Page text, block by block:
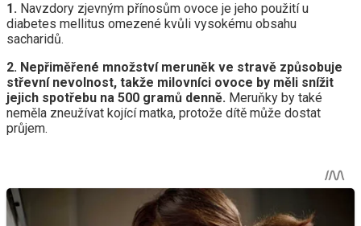
1. Navzdory zjevným přínosům ovoce je jeho použití u
diabetes mellitus omezené kvůli vysokému obsahu
sacharidů.
2. Nepřiměřené množství meruněk ve stravě způsobuje
střevní nevolnost, takže milovníci ovoce by měli snížit
jejich spotřebu na 500 gramů denně. Meruňky by také
neměla zneužívat kojící matka, protože dítě může dostat
průjem.